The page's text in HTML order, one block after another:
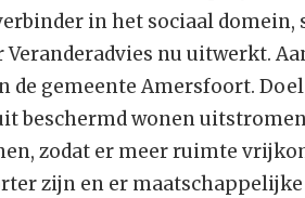
in het sociaal domein,
Veranderadvies nu uitwerkt.
de gemeente Amersfoort.
beschermd wonen
zodat er meer ruimte
zijn en er